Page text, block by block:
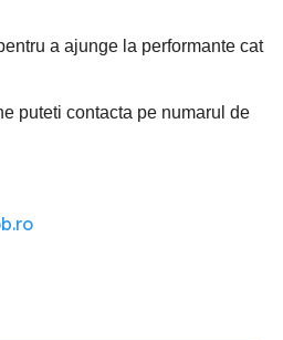
a ajunge la performante cat
puteti contacta pe numarul de